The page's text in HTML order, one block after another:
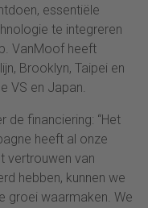
essentiële
te integreren
VanMoof heeft
Brooklyn, Taipei en
VS en Japan.
de financiering: “Het
heeft al onze
vertrouwen van
hebben, kunnen we
groei waarmaken. We